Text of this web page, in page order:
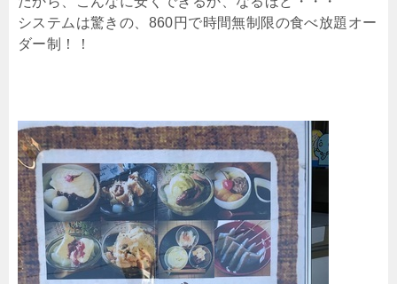
システムは驚きの、860円で時間無制限の食べ放題オー
ダー制！！